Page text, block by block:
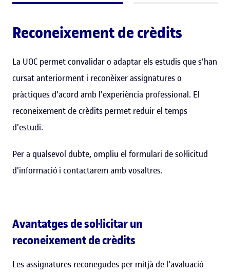
Reconeixement de crèdits
La UOC permet convalidar o adaptar els estudis que s'han
cursat anteriorment i reconèixer assignatures o
pràctiques d'acord amb l'experiència professional. El
reconeixement de crèdits permet reduir el temps
d'estudi.
Per a qualsevol dubte, ompliu el formulari de sol·licitud
d'informació i contactarem amb vosaltres.
Avantatges de sol·licitar un
reconeixement de crèdits
Les assignatures reconegudes per mitjà de l'avaluació